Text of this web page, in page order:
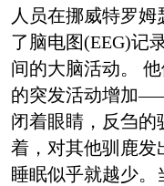
人员在挪威特罗姆
了脑电图(EEG)记
间的大脑活动。
的突发活动增加
闭着眼睛，反刍的
着，对其他驯鹿发
睡眠似乎就越少